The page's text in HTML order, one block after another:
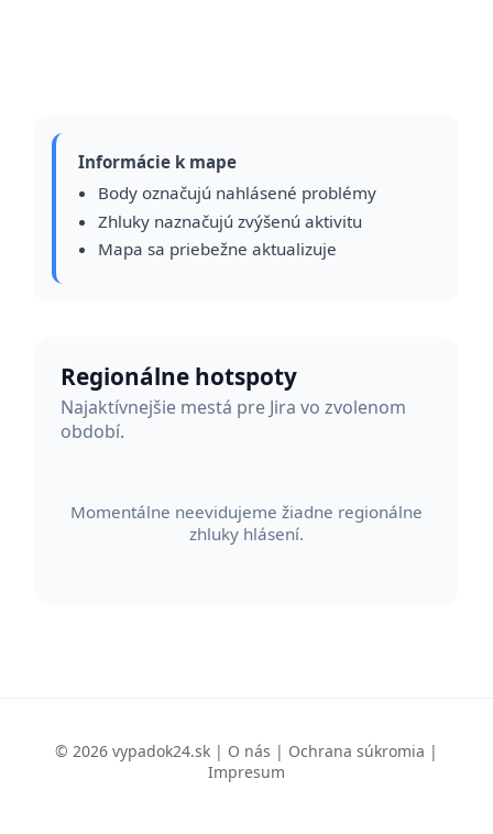
Informácie k mape
Body označujú nahlásené problémy
Zhluky naznačujú zvýšenú aktivitu
Mapa sa priebežne aktualizuje
Regionálne hotspoty
Najaktívnejšie mestá pre Jira vo zvolenom
období.
Momentálne neevidujeme žiadne regionálne
zhluky hlásení.
© 2026 vypadok24.sk | O nás | Ochrana súkromia |
Impresum